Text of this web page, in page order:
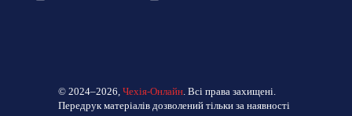
© 2024–2026,Чехія-Онлайн . Всі права захищені.
Передрук матеріалів дозволений тільки за наявності